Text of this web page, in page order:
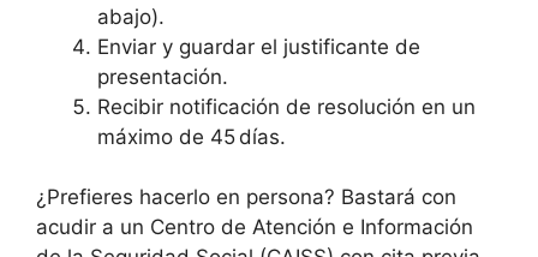
abajo).
Enviar y guardar el justificante de
presentación.
Recibir notificación de resolución en un
máximo de 45 días.
¿Prefieres hacerlo en persona? Bastará con
acudir a un Centro de Atención e Información